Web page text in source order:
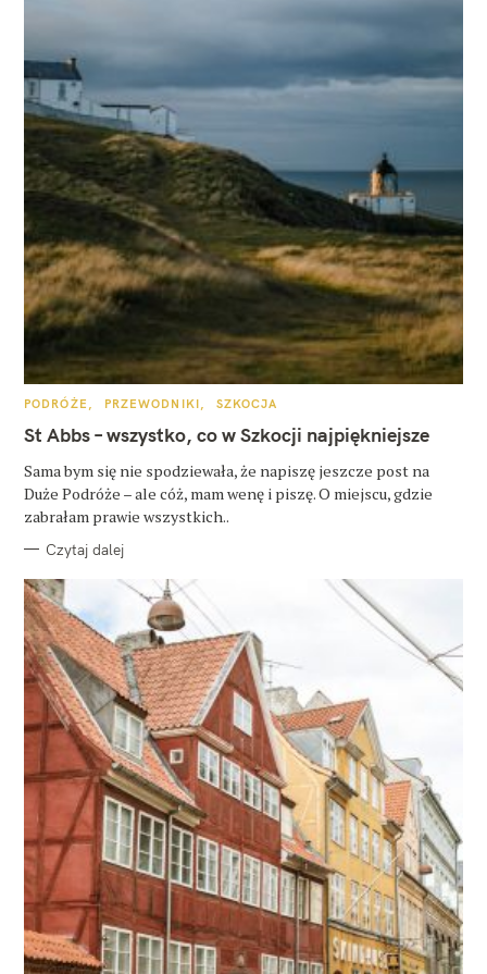
K
T
E
O
R
I
PODRÓŻE PRZEWODNIKI SZKOCJA
St Abbs – wszystko, co w Szkocji najpiękniejsze
Sama bym się nie spodziewała, że napiszę jeszcze post na
Duże Podróże – ale cóż, mam wenę i piszę. O miejscu, gdzie
zabrałam prawie wszystkich..
Czytaj dalej